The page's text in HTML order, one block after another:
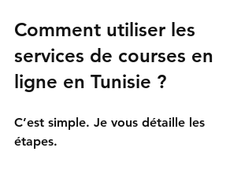
Comment utiliser les
services de courses en
ligne en Tunisie ?
C’est simple. Je vous détaille les
étapes.